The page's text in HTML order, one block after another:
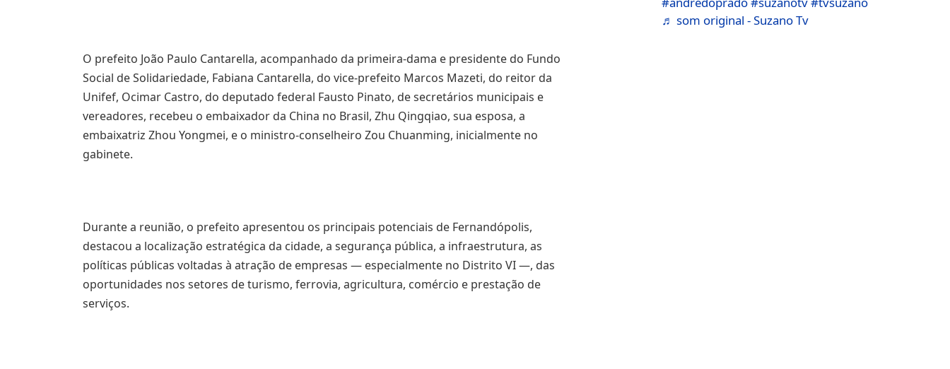
O prefeito João Paulo Cantarella, acompanhado da primeira-dama e presidente do Fundo
Social de Solidariedade, Fabiana Cantarella, do vice-prefeito Marcos Mazeti, do reitor da
Unifef, Ocimar Castro, do deputado federal Fausto Pinato, de secretários municipais e
vereadores, recebeu o embaixador da China no Brasil, Zhu Qingqiao, sua esposa, a
embaixatriz Zhou Yongmei, e o ministro-conselheiro Zou Chuanming, inicialmente no
gabinete.
Durante a reunião, o prefeito apresentou os principais potenciais de Fernandópolis,
destacou a localização estratégica da cidade, a segurança pública, a infraestrutura, as
políticas públicas voltadas à atração de empresas — especialmente no Distrito VI —, das
oportunidades nos setores de turismo, ferrovia, agricultura, comércio e prestação de
serviços.
♬ som original - Suzano Tv